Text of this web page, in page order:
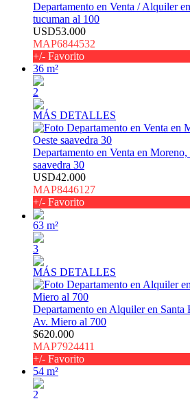
Departamento en Venta / Alquiler
tucuman al 100
USD53.000
MAP6844532
+/- Favorito
36 m²
2
MÁS DETALLES
Departamento en Venta en
saavedra 30
USD42.000
MAP8446127
+/- Favorito
63 m²
3
MÁS DETALLES
Departamento en Alquiler en Santa
Av. Miero al 700
$620.000
MAP7924411
+/- Favorito
54 m²
2